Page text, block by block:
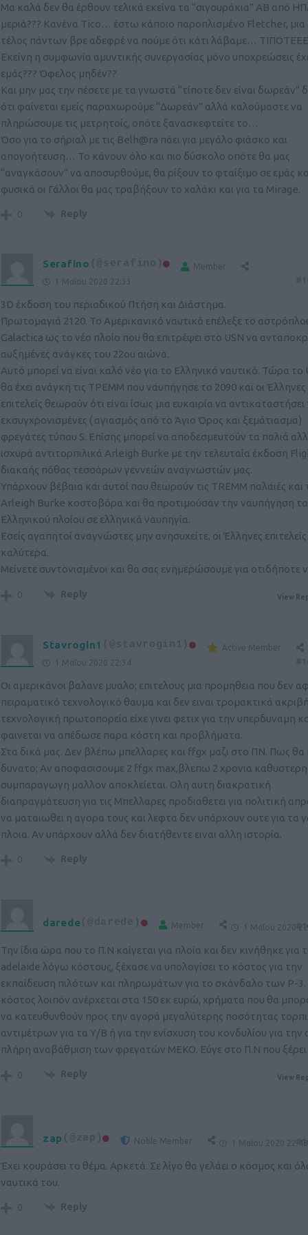
Μα καλά δεν θα έρθουν τελικά εκείνα τα “σιγουράκια” ΑΒ από
μεριά??? Κανένα Tico… έστω κάποιο παροπλισμένο Fletcher,
τέλος πάντων βρε αδεφρέ να πούμε ότι κάτι λάβαμε…
Εκείνη η συμφωνία αμυντικής συνεργασίας μόνο υποχρεώσεις
εμάς??? Όφελος μηδέν??
Και μην μας την πέσετε με τα γνωστά “τίποτε δεν είναι δωρεάν”
ότι φαίνεται εμείς παραχωρούμε “Δωρεάν” αλλά καλούμαστε να
πληρώσουμε τις μετρητοίς, οπότε ξανασκεφτείτε το…
Όσο για το σήριαλ με τις Belh@ra πάει για μεγάλο φιάσκο και
απογοήτευση… Το κάνουν όλο και πιο δύσκολο οπότε θα μας
“αναγκάσουν” να αποσυρθούμε, θα ρίξουν το φταίξιμο σε εμάς
φυσικά οι Γάλλοι θα μας τραβήξουν το χαλάκι και για τα Mirage.
0 Reply
Serafino (@serafino)
Member
1 Μαΐου 2020 22:33
3D έκδοση του περιοδικού Πτήση και Διάστημα.
Πρωτομαγιά 2120. Το Αμερικανικό ναυτικό επέλεξε το
Galactica ως το νέο πλοίο που θα επιτρέψει στο USN να
αυξημένες ανάγκες του 22ου αιώνα.
Αυτό μπορεί να είναι καλό νέο για το Ελληνικό ναυτικό. Τώρα το
θα έχει ανάγκη τις ΤΡΕΜΜ που ναυπήγησε το 2090 και οι Έλληνες
επιτελείς θεωρούν ότι είναι ίσως μια ευκαιρία να αντικαταστήσει
εκσυγχρονισμένες ( αγιασμός από το Άγιο Όρος και ξεμάτιασμα)
φρεγάτες τύπου S. Επίσης μπορεί να αποδεσμευτούν τα παλιά
ισχυρά αντιτορπιλικά Arleigh Burke με την τελευταία έκδοση
διακαής πόθος τεσσάρων γεννεών αναγνωστών μας.
Υπάρχουν βέβαια και αυτοί που θεωρούν τις TREMM παλαιές και
Arleigh Burke κοστοβόρα και θα προτιμούσαν την ναυπήγηση
Ελληνικού πλοίου σε ελληνικά ναυπηγία.
Εσείς αγαπητοί αναγνώστες μην ανησυχείτε, οι Έλληνες
καλύτερα.
Μείνετε συντονισμένοι και θα σας ενημερώσουμε για οτιδήποτε
0 Reply View
Stavrogin1 (@stavrogin1)
Active Member
1 Μαΐου 2020 22:34
Οι αμερικάνοι βαλανε μυαλο; επιτελους μια προμηθεια που δεν
πειραματικό τεχνολογικό θαυμα και δεν ειναι τρομακτικά
τεχνολογική πρωτοπορεία είχε γινει φετιχ για την υπερδυναμη
φαινεται να απέδωσε παρα κόστη και προβλήματα.
Στα δικά μας. Δεν βλέπω μπελλαρες και ffgx μαζι στο ΠΝ. Πως θα
δυνατο; Αν αποφασισουμε 2 ffgx max,βλεπω 2 χρονια
συμπαραγωγη μαλλον αποκλείεται. Ολη αυτη διακρατική
διαπραγμάτευση για τις Μπελλαρες προδιαθετει για πολιτική
να ματαιωθει η αγορα τους και λεφτα δεν υπάρχουν ουτε για τα
πλοια. Αν υπάρχουν αλλά δεν διατήθεντε ειναι αλλη ιστορία.
0 Reply
darede Member 1 Μαΐου 2020
Την ίδια ώρα που το Π.Ν καίγεται για πλοία και δεν κινήθηκε για
adelaide λόγω κόστους, ξέχασε να υπολογίσει το κόστος για την
εκπαίδευση πιλότων και πληρωμάτων για το σκάνδαλο των P-
κόστος λοιπόν ανέρχεται στα 150 εκ ευρώ, χρήματα που θα
να κατευθυνθούν προς την αγορά μεγαλύτερης ποσότητας
αντιμέτρων για τα Υ/Β ή για την ενίσχυση του κονδυλίου για την
πλήρη αναβάθμιση των φρεγατών MEKO. Εύγε στο Π.Ν που ξέρει
0 Reply View
zap (@zap) Noble Member 1 Μαΐου 2020 22:48
Έχει κουράσει το θέμα. Αρκετά. Σε λίγο θα γελάει ο κόσμος και
ναυτικά του.
0 Reply